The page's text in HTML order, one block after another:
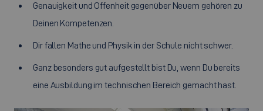
Genauigkeit und Offenheit gegenüber Neuem gehören zu
Deinen Kompetenzen.
Dir fallen Mathe und Physik in der Schule nicht schwer.
Ganz besonders gut aufgestellt bist Du, wenn Du bereits
eine Ausbildung im technischen Bereich gemacht hast.